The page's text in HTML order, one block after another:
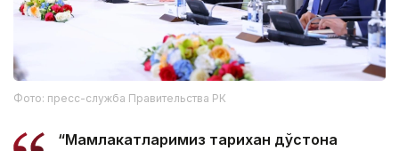
Фото: пресс-служба Правительства РК
“Мамлакатларимиз тарихан дўстона